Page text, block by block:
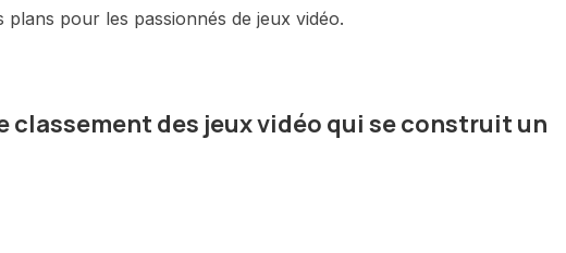
pour les passionnés de jeux vidéo.
classement des jeux vidéo qui se construit un